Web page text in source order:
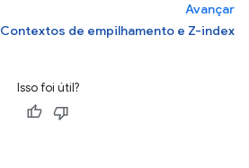
Avançar
Contextos de empilhamento e Z-index
Isso foi útil?